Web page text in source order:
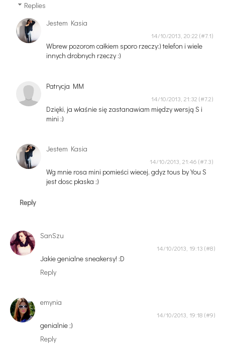
Replies
Jestem Kasia
14/10/2013, 20:22
Wbrew pozorom całkiem sporo rzeczy:) telefon i wiele
innych drobnych rzeczy :)
Patrycja MM
14/10/2013, 21:32
Dzięki, ja właśnie się zastanawiam między wersją S i
mini :)
Jestem Kasia
14/10/2013, 21:46
Wg mnie rosa mini pomieści wiecej, gdyz tous by You S
jest dosc płaska ;)
Reply
SanSzu
14/10/2013, 19:13
Jakie genialne sneakersy! :D
Reply
emynia
14/10/2013, 19:18
genialnie ;)
Reply